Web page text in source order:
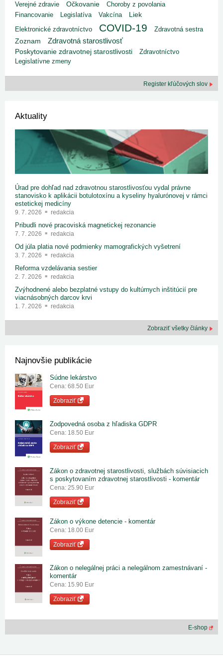
Verejné zdravie Očkovanie
Choroby z povolania
Financovanie
Legislatíva Vakcína Liek
Elektronické zdravotníctvo COVID-19
Zdravotná sestra
Zoznam
Zdravotná starostlivosť
Poskytovanie zdravotnej starostlivosti
Zdravotníctvo
Legislatívne zmeny
Register kľúčových slov
Aktuality
Úrad pre dohľad nad zdravotnou starostlivosťou vydal právne
stanovisko k aplikácii botulotoxínu a kyseliny hyalurónovej v rámci
estetickej medicíny
9. 7. 2026 redakcia
Pribudli nové pracoviská magnetickej rezonancie
7. 7. 2026 redakcia
Od júla platia nové podmienky mamografických vyšetrení
3. 7. 2026 redakcia
Reforma vzdelávania sestier
2. 7. 2026 redakcia
Zvýhodnené alebo bezplatné vstupy do kultúrnych inštitúcií pre
viacnásobných darcov krvi
1. 7. 2026 redakcia
Zobraziť všetky články
Najnovšie publikácie
Súdne lekárstvo
Cena: 68.50 Eur
Zobraziť
Zodpovedná osoba z hľadiska GDPR
Cena: 18.50 Eur
Zobraziť
Zákon o zdravotnej starostlivosti, službách súvisiacich
s poskytovaním zdravotnej starostlivosti - komentár
Cena: 25.90 Eur
Zobraziť
Zákon o výkone detencie - komentár
Cena: 18.00 Eur
Zobraziť
Zákon o nelegálnej práci a nelegálnom zamestnávaní -
komentár
Cena: 15.90 Eur
Zobraziť
E-shop